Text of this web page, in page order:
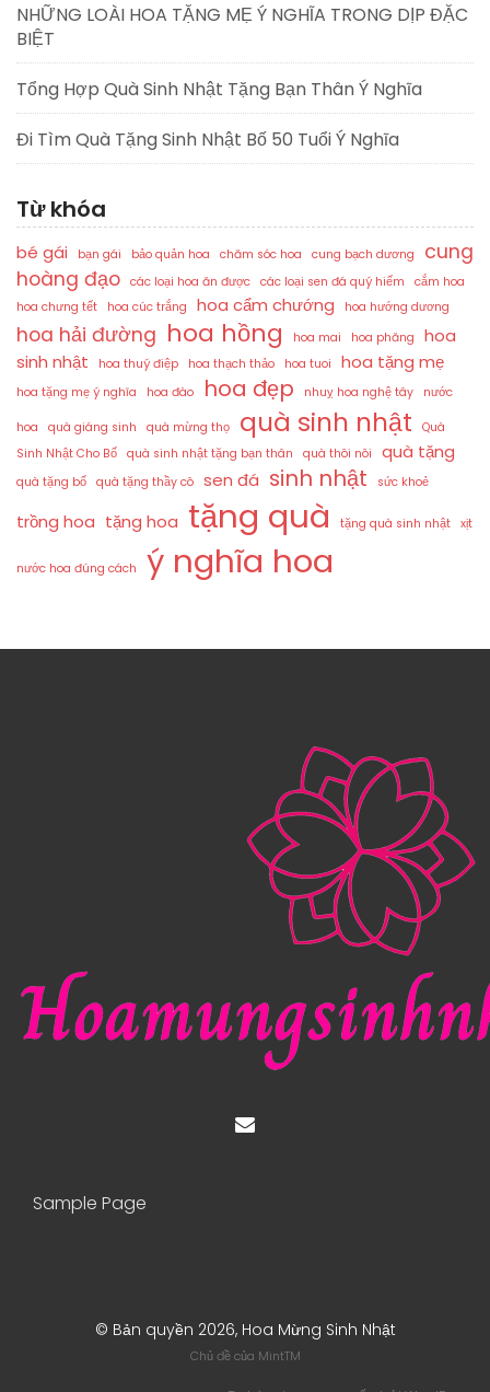
NHỮNG LOÀI HOA TẶNG MẸ Ý NGHĨA TRONG DỊP ĐẶC
BIỆT
Tổng Hợp Quà Sinh Nhật Tặng Bạn Thân Ý Nghĩa
Đi Tìm Quà Tặng Sinh Nhật Bố 50 Tuổi Ý Nghĩa
Từ khóa
bé gái bạn gái bảo quản hoa chăm sóc hoa cung bạch dương
cung
hoàng đạo các loại hoa ăn được các loại sen đá quý hiếm
cắm hoa
hoa chưng tết
hoa cúc trắng hoa cẩm chướng hoa hướng dương
hoa hải đường hoa hồng hoa mai hoa phăng
hoa
sinh nhật
hoa thuý điệp hoa thạch thảo hoa tuoi hoa tặng mẹ
hoa tặng mẹ ý nghĩa hoa đào hoa đẹp nhuỵ hoa nghệ tây nước
hoa quà giáng sinh quà mừng thọ quà sinh nhật
Quà
Sinh Nhật Cho Bố quà sinh nhật tặng bạn thân quà thôi nôi quà tặng
quà tặng bố quà tặng thầy cô sen đá sinh nhật sức khoẻ
trồng hoa tặng hoa tặng quà tặng quà sinh nhật xịt
nước hoa đúng cách ý nghĩa hoa
Sample Page
© Bản quyền 2026, Hoa Mừng Sinh Nhật
Chủ đề của MintTM